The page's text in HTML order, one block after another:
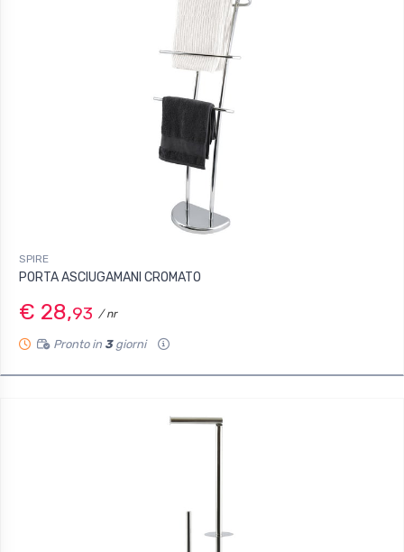
SPIRE
PORTA ASCIUGAMANI CROMATO
€ 28,93 / nr
Pronto in 3giorni